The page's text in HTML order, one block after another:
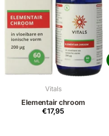
Vitals
Elementair chroom
€17,95